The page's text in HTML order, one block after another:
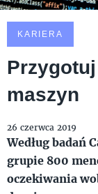
KARIERA
maszyn
26 czerwca 2019
Według badań
grupie 800
oczekiwania